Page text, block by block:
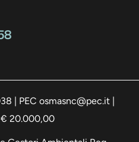
| PEC osmasnc@pec.it |
€ 20.000,00